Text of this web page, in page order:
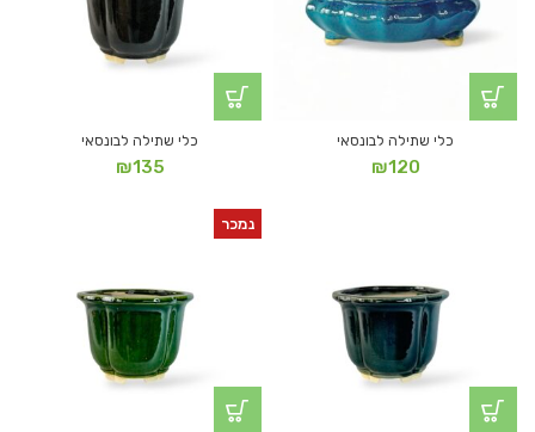
כלי שתילה לבונסאי
₪120
כלי שתילה לבונסאי
₪135
נמכר